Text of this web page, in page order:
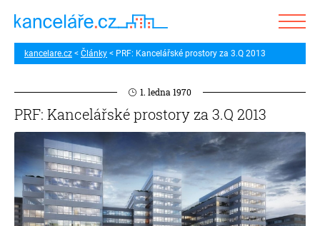
kancelare.cz Články PRF: Kancelářské prostory za 3.Q 2013
1. ledna 1970
PRF: Kancelářské prostory za 3.Q 2013